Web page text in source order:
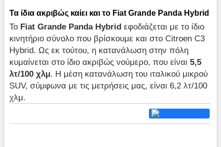
Τα ίδια ακριβώς καίει και το Fiat Grande Panda Hybrid
Το FiatGrande Panda Hybrid εφοδιάζεται με το ίδιο
κινητήριο σύνολο που βρίσκουμε και στο Citroen C3
Hybrid. Ως εκ τούτου, η κατανάλωση στην πόλη
κυμαίνεται στο ίδιο ακριβώς νούμερο, που είναι5,5
λτ/100 χλμ. Η μέση κατανάλωση του ιταλικού μικρού
SUV, σύμφωνα με τις μετρήσεις μας, είναι 6,2 λτ/100
χλμ.